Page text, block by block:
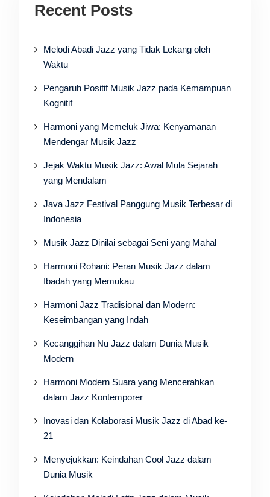
Recent Posts
Melodi Abadi Jazz yang Tidak Lekang oleh
Waktu
Pengaruh Positif Musik Jazz pada Kemampuan
Kognitif
Harmoni yang Memeluk Jiwa: Kenyamanan
Mendengar Musik Jazz
Jejak Waktu Musik Jazz: Awal Mula Sejarah
yang Mendalam
Java Jazz Festival Panggung Musik Terbesar di
Indonesia
Musik Jazz Dinilai sebagai Seni yang Mahal
Harmoni Rohani: Peran Musik Jazz dalam
Ibadah yang Memukau
Harmoni Jazz Tradisional dan Modern:
Keseimbangan yang Indah
Kecanggihan Nu Jazz dalam Dunia Musik
Modern
Harmoni Modern Suara yang Mencerahkan
dalam Jazz Kontemporer
Inovasi dan Kolaborasi Musik Jazz di Abad ke-
21
Menyejukkan: Keindahan Cool Jazz dalam
Dunia Musik